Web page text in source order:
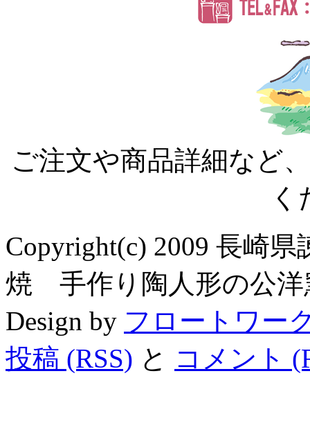
ご注文や商品詳細など
く
Copyright(c) 2009 長崎
焼 手作り陶人形の公洋
Design by フロートワー
投稿 (RSS) と コメント